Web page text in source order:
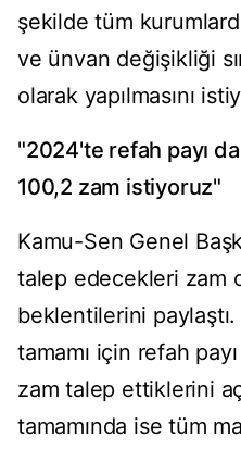
şekilde tüm
ve ünvan değişikliği
olarak yapılmasını
"2024'te refah payı
100,2 zam istiyoruz"
Kamu-Sen Genel
talep edecekleri zam
beklentilerini paylaştı.
tamamı için refah
zam talep ettiklerini
tamamında ise tüm